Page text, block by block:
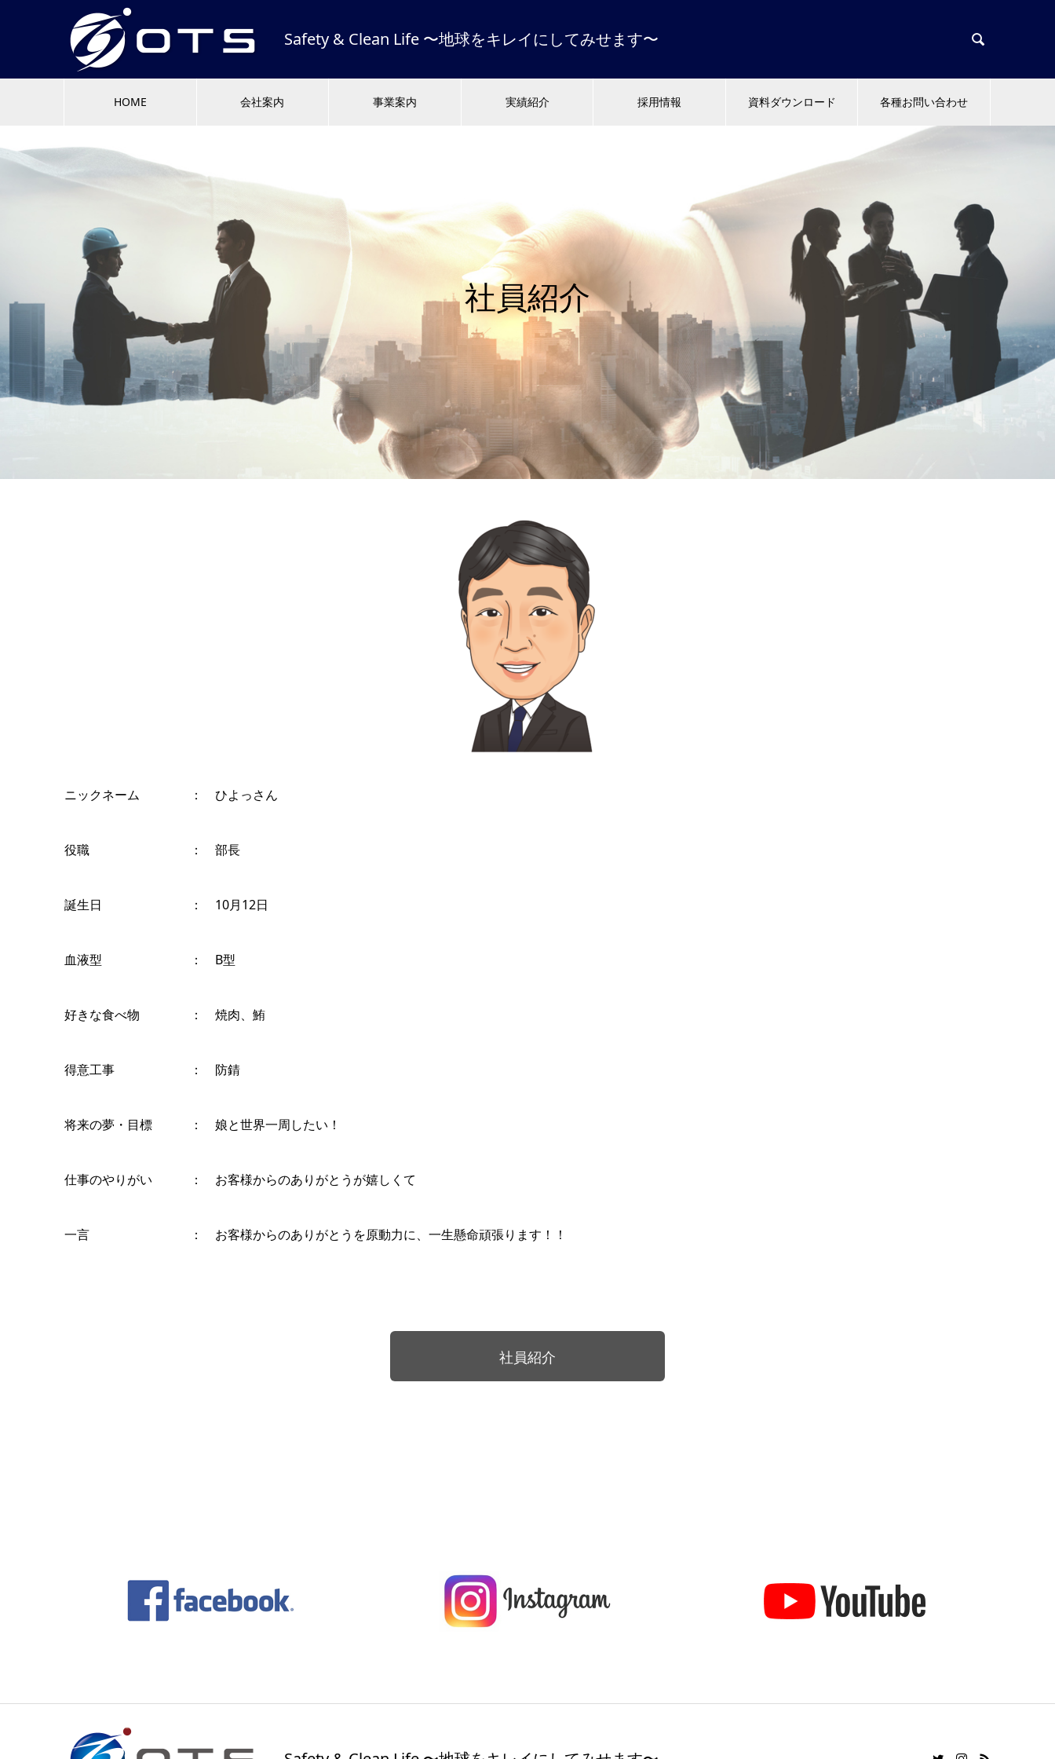
Safety & Clean Life 〜地球をキレイにしてみせます〜 
HOME 会社案内 事業案内 実績紹介 採用情報 資料ダウンロード 各種お問い合わせ
社員紹介
ニックネーム ： ひよっさん
役職 ： 部長
誕生日 ： 10月12日
血液型 ： B型
好きな食べ物 ： 焼肉、鮪
得意工事 ： 防錆
将来の夢・目標 ： 娘と世界一周したい！
仕事のやりがい ： お客様からのありがとうが嬉しくて
一言 ： お客様からのありがとうを原動力に、一生懸命頑張ります！！
社員紹介